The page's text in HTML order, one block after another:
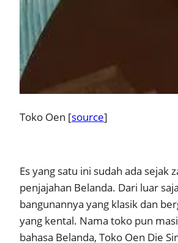
Toko Oen [source]
Es yang satu ini sudah ada sejak
penjajahan Belanda. Dari luar
bangunannya yang klasik dan
yang kental. Nama toko pun
bahasa Belanda, Toko Oen Die